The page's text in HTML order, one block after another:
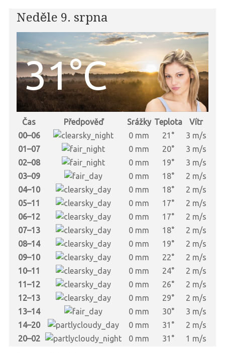
Neděle 9. srpna
31°C
Čas Předpověď Srážky Teplota
Vítr
00–06
0 mm 21°
3 m/s
01–07
0 mm 20°
3 m/s
02–08
0 mm 19°
3 m/s
03–09
0 mm 18°
2 m/s
04–10
0 mm 18°
2 m/s
05–11
0 mm 17°
2 m/s
06–12
0 mm 17°
2 m/s
07–13
0 mm 18°
2 m/s
08–14
0 mm 19°
2 m/s
09–10
0 mm 22°
2 m/s
10–11
0 mm 24°
2 m/s
11–12
0 mm 26°
2 m/s
12–13
0 mm 29°
2 m/s
13–14
0 mm 30°
3 m/s
14–20
0 mm 31°
2 m/s
20–02
0 mm 31° 1 m/s